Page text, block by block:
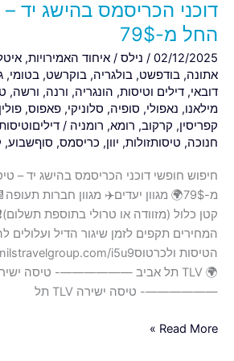
דוכני הכריסמס בהישג יד –
החל מ-79$
02/12/2025
/ נילס / איחוד האמירויות,
אתונה, בודפשט, בולגריה, בוקרשט, בטומי,
דובאי, דילים וטיסות, הונגריה, ורנה, ורשה,
מילאנו, נאפולי, סופיה, סלוניקי, פאפוס, פולין
קפריסין, קרקוב, רומא, רומניה /
חנוכה, טיסותזולות, יוון, כריסמס, סוףשבוע,
חיפוש חופשי דוכני הכריסמס בהישג יד –
קטן כלול (מזוודה או טרולי בתוספת
המחירים תקפים לזמן שיגור הדיל ועלולים
——————- טיסה ישירה TLV תל
Read More »